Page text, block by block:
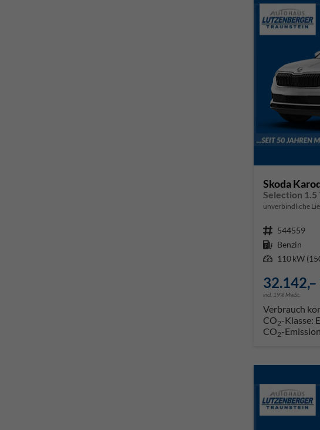
Skoda
Selection 1.5
unverbindliche
Fahrzeugnr. 544559
Kraftstoff Benzin
Leistung 110 kW
32.142,–
incl. 19% MwSt.
Verbrauch
CO2-Klasse: E
CO2-